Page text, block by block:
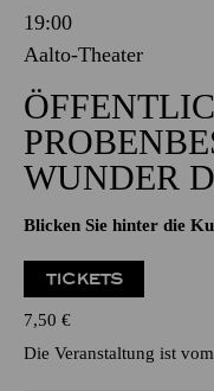
19:00
Aalto-Theater
WUNDER
Blicken Sie hinter die
TICKETS
7,50 €
Die Veranstaltung ist